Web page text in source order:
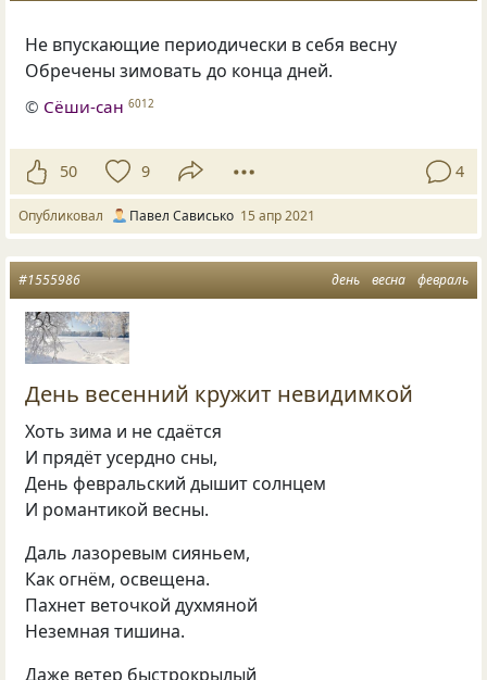
Не впускающие периодически в себя весну
Обречены зимовать до конца дней.
© Сёши-сан 6012
50 9 4
Опубликовал Павел Сависько 15 апр 2021
день весна февраль
#1555986
День весенний кружит невидимкой
Хоть зима и не сдаётся
И прядёт усердно сны,
День февральский дышит солнцем
И романтикой весны.
Даль лазоревым сияньем,
Как огнём, освещена.
Пахнет веточкой духмяной
Неземная тишина.
Даже ветер быстрокрылый